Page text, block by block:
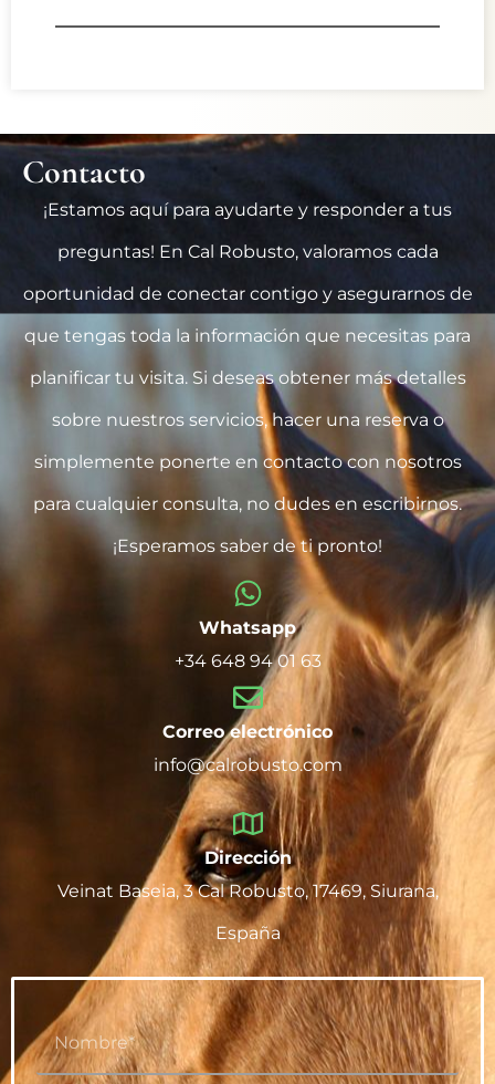
Contacto
¡Estamos aquí para ayudarte y responder a tus
preguntas! En Cal Robusto, valoramos cada
oportunidad de conectar contigo y asegurarnos de
que tengas toda la información que necesitas para
planificar tu visita. Si deseas obtener más detalles
sobre nuestros servicios, hacer una reserva o
simplemente ponerte en contacto con nosotros
para cualquier consulta, no dudes en escribirnos.
¡Esperamos saber de ti pronto!
Whatsapp
+34 648 94 01 63
Correo electrónico
info@calrobusto.com
Dirección
Veinat Baseia, 3 Cal Robusto, 17469, Siurana,
España